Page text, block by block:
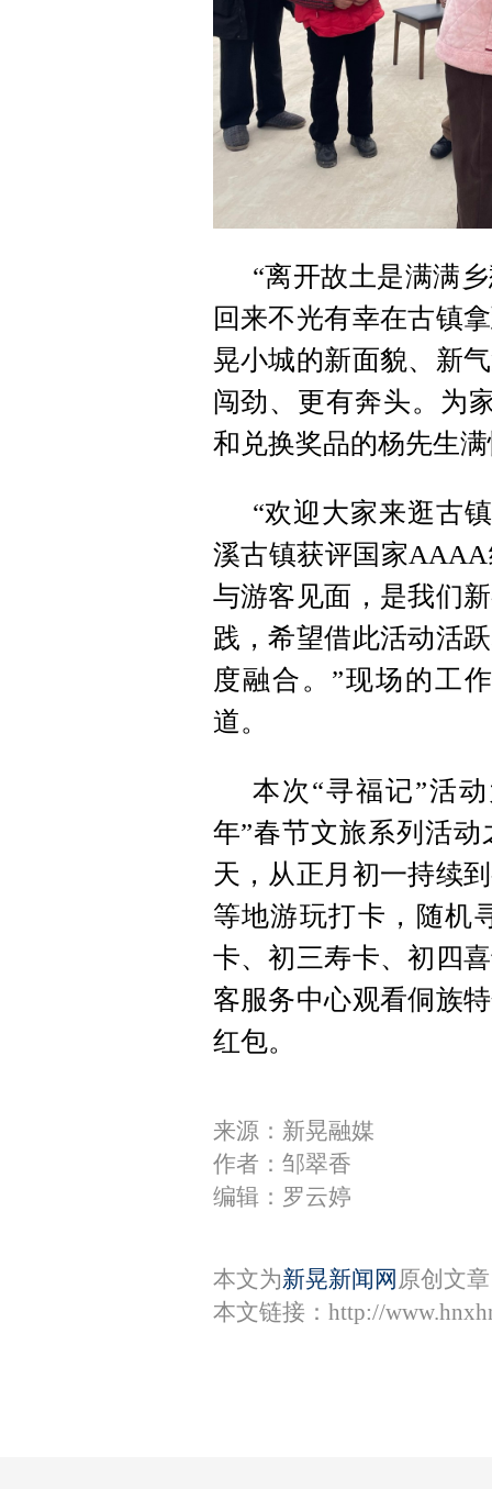
“离开故土是满满
回来不光有幸在古镇
晃小城的新面貌、新
闯劲、更有奔头。为
和兑换奖品的杨先生
“欢迎大家来逛古
溪古镇获评国家
与游客见面，是我们
践，希望借此活动活
度融合。”现场的工
道。
本次“寻福记”活
年”春节文旅系列活
天，从正月初一持续
等地游玩打卡，随机
卡、初三寿卡、初四
客服务中心观看侗族
红包。
来源：新晃融媒
作者：邹翠香
编辑：罗云婷
本文为新晃新闻网 原创文
本文链接： http://